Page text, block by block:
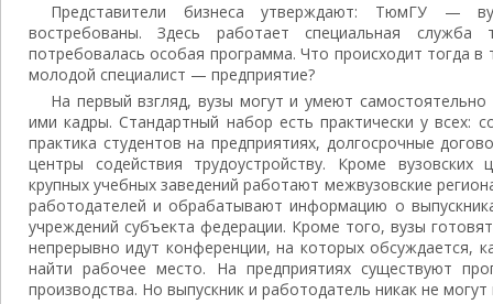
Представители бизнеса утверждают: ТюмГУ —
востребованы. Здесь работает специальная
потребовалась особая программа. Что происходит тогда
молодой специалист — предприятие?
На первый взгляд, вузы могут и умеют самостоятельно
ими кадры. Стандартный набор есть практически у всех:
практика студентов на предприятиях, долгосрочные
центры содействия трудоустройству. Кроме
крупных учебных заведений работают межвузовские
работодателей и обрабатывают информацию о
учреждений субъекта федерации. Кроме того, вузы
непрерывно идут конференции, на которых обсуждается,
найти рабочее место. На предприятиях существуют
производства. Но выпускник и работодатель никак не могут